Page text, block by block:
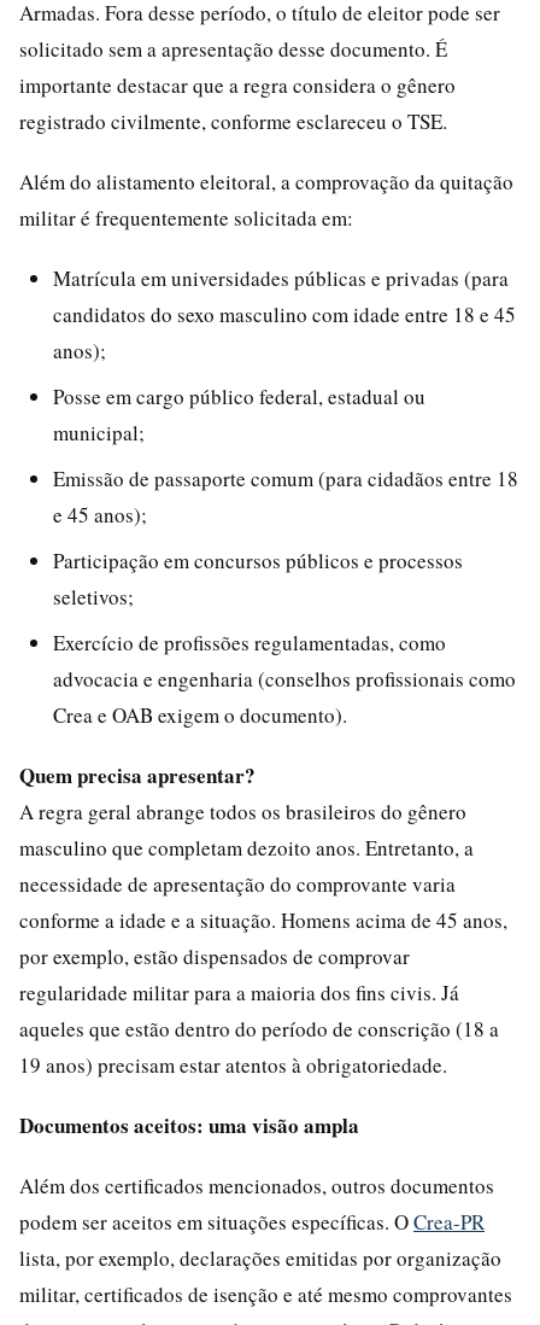
Armadas. Fora desse período, o título de eleitor pode ser
solicitado sem a apresentação desse documento. É
importante destacar que a regra considera o gênero
registrado civilmente, conforme esclareceu o TSE.
Além do alistamento eleitoral, a comprovação da quitação
militar é frequentemente solicitada em:
Matrícula em universidades públicas e privadas (para
candidatos do sexo masculino com idade entre 18 e 45
anos);
Posse em cargo público federal, estadual ou
municipal;
Emissão de passaporte comum (para cidadãos entre 18
e 45 anos);
Participação em concursos públicos e processos
seletivos;
Exercício de profissões regulamentadas, como
advocacia e engenharia (conselhos profissionais como
Crea e OAB exigem o documento).
Quem precisa apresentar?
A regra geral abrange todos os brasileiros do gênero
masculino que completam dezoito anos. Entretanto, a
necessidade de apresentação do comprovante varia
conforme a idade e a situação. Homens acima de 45 anos,
por exemplo, estão dispensados de comprovar
regularidade militar para a maioria dos fins civis. Já
aqueles que estão dentro do período de conscrição (18 a
19 anos) precisam estar atentos à obrigatoriedade.
Documentos aceitos: uma visão ampla
Além dos certificados mencionados, outros documentos
podem ser aceitos em situações específicas. OCrea-PR
lista, por exemplo, declarações emitidas por organização
militar, certificados de isenção e até mesmo comprovantes